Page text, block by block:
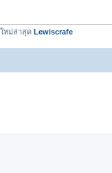
หม่ล่าสุด Lewiscrafe